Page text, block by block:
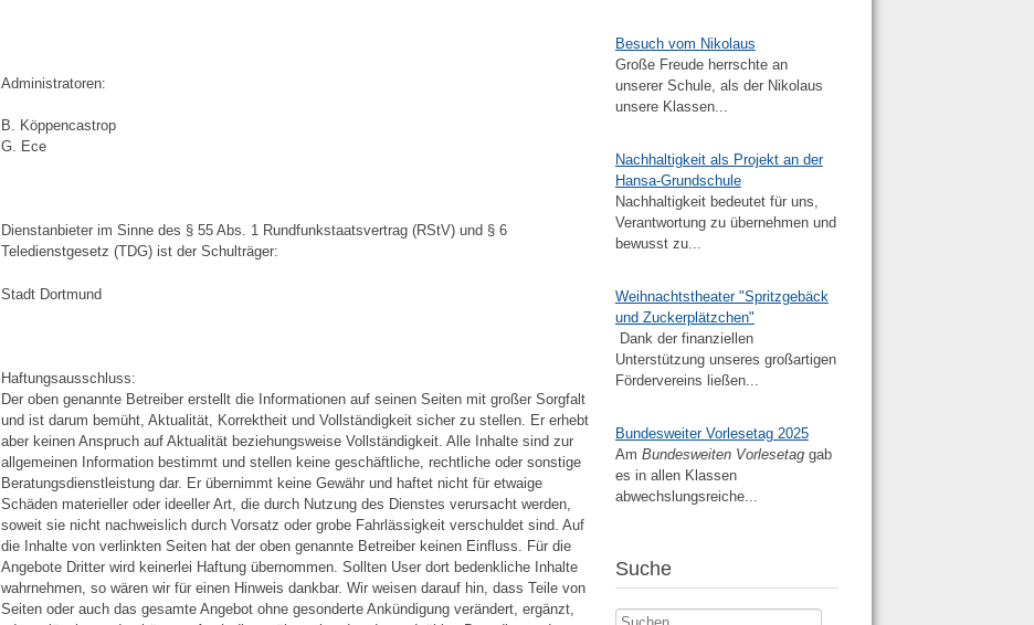
Administratoren:
B. Köppencastrop
G. Ece
Dienstanbieter im Sinne des § 55 Abs. 1 Rundfunkstaatsvertrag (RStV) und § 6
Teledienstgesetz (TDG) ist der Schulträger:
Stadt Dortmund
Haftungsausschluss:
Der oben genannte Betreiber erstellt die Informationen auf seinen Seiten mit großer Sorgfalt
und ist darum bemüht, Aktualität, Korrektheit und Vollständigkeit sicher zu stellen. Er erhebt
aber keinen Anspruch auf Aktualität beziehungsweise Vollständigkeit. Alle Inhalte sind zur
allgemeinen Information bestimmt und stellen keine geschäftliche, rechtliche oder sonstige
Beratungsdienstleistung dar. Er übernimmt keine Gewähr und haftet nicht für etwaige
Schäden materieller oder ideeller Art, die durch Nutzung des Dienstes verursacht werden,
soweit sie nicht nachweislich durch Vorsatz oder grobe Fahrlässigkeit verschuldet sind. Auf
die Inhalte von verlinkten Seiten hat der oben genannte Betreiber keinen Einfluss. Für die
Angebote Dritter wird keinerlei Haftung übernommen. Sollten User dort bedenkliche Inhalte
wahrnehmen, so wären wir für einen Hinweis dankbar. Wir weisen darauf hin, dass Teile von
Seiten oder auch das gesamte Angebot ohne gesonderte Ankündigung verändert, ergänzt,
Besuch vom Nikolaus
Große Freude herrschte an
unserer Schule, als der Nikolaus
unsere Klassen...
Nachhaltigkeit als Projekt an der
Hansa-Grundschule
Nachhaltigkeit bedeutet für uns,
Verantwortung zu übernehmen und
bewusst zu...
Weihnachtstheater "Spritzgebäck
und Zuckerplätzchen"
Dank der finanziellen
Unterstützung unseres großartigen
Fördervereins ließen...
Bundesweiter Vorlesetag 2025
Am Bundesweiten Vorlesetaggab
es in allen Klassen
abwechslungsreiche...
Suche
Suchen